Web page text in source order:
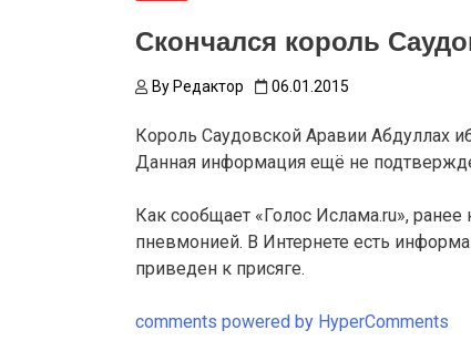
Скончался король
By Редактор 06.01.2015
Король Саудовской Аравии Абдуллах
Данная информация ещё не
Как сообщает «Голос Ислама.ru»,
пневмонией. В Интернете есть
приведен к присяге.
comments powered by HyperComments